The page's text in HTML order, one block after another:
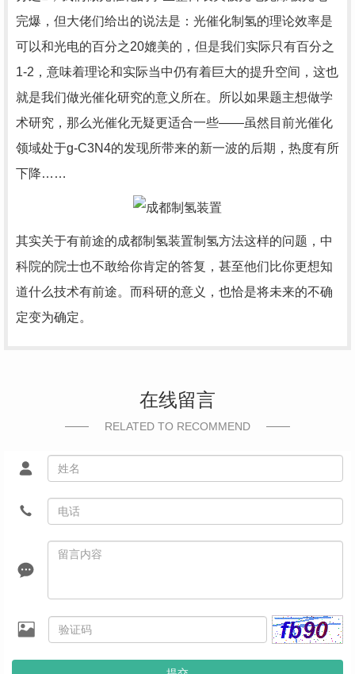
完爆，但大佬们给出的说法是：光催化制氢的理论效率是
可以和光电的百分之20媲美的，但是我们实际只有百分之
1-2，意味着理论和实际当中仍有着巨大的提升空间，这也
就是我们做光催化研究的意义所在。所以如果题主想做学
术研究，那么光催化无疑更适合一些——虽然目前光催化
领域处于g-C3N4的发现所带来的新一波的后期，热度有所
下降……
其实关于有前途的成都制氢装置制氢方法这样的问题，中
科院的院士也不敢给你肯定的答复，甚至他们比你更想知
道什么技术有前途。而科研的意义，也恰是将未来的不确
定变为确定。
在线留言
RELATED TO RECOMMEND